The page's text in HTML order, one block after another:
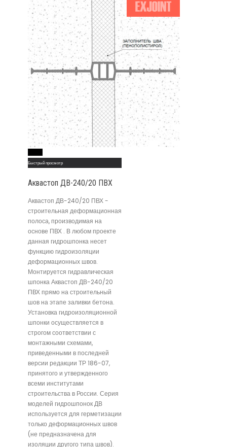
Быстрый просмотр
Аквастоп ДВ-240/20 ПВХ
Аквастоп ДВ-240/20 ПВХ -
строительная деформационная
полоса, производимая на
основе ПВХ . В любом проекте
данная гидрошпонка несет
функцию гидроизоляции
деформационных швов.
Монтируется гидравлическая
шпонка Аквастоп ДВ-240/20
ПВХ прямо на строительный
шов на этапе заливки бетона.
Установка гидроизоляционной
шпонки осуществляется в
строгом соответствии с
монтажными схемами,
приведенными в последней
версии редакции ТР 186-07,
принятого и утвержденного
всеми институтами
строительства в России. Серия
моделей гидрошпонок ДВ
используется для герметизации
только деформационных швов
(не предназначена для
изоляции другого типа швов).